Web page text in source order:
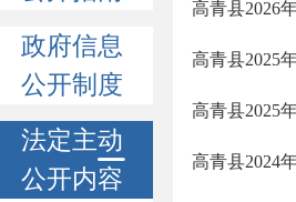
政府信息
公开制度
法定主动
公开内容
高青县2026
高青县2025
高青县2025
高青县2024